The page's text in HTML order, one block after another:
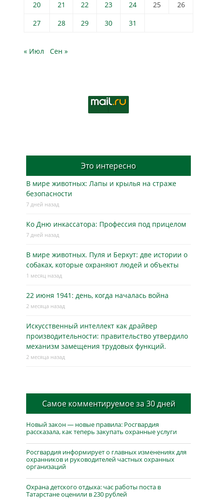
20
21 22 23 24 25
26
27
28 29 30 31
« Июл Сен »
Это интересно
В мире животных: Лапы и крылья на страже
безопасности
7 дней назад
Ко Дню инкассатора: Профессия под прицелом
7 дней назад
В мире животных. Пуля и Беркут: две истории о
собаках, которые охраняют людей и объекты
1 месяц назад
22 июня 1941: день, когда началась война
2 месяца назад
Искусственный интеллект как драйвер
производительности: правительство утвердило
механизм замещения трудовых функций.
2 месяца назад
Самое комментируемое за 30 дней
Новый закон — новые правила: Росгвардия
рассказала, как теперь закупать охранные услуги
Росгвардия информирует о главных изменениях для
охранников и руководителей частных охранных
организаций
Охрана детского отдыха: час работы поста в
Татарстане оценили в 230 рублей